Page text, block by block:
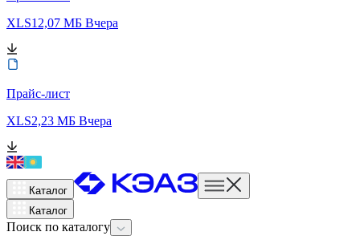
XLS12,07 МБ Вчера
Прайс-лист
XLS2,23 МБ Вчера
Каталог
Каталог
Поиск по каталогу